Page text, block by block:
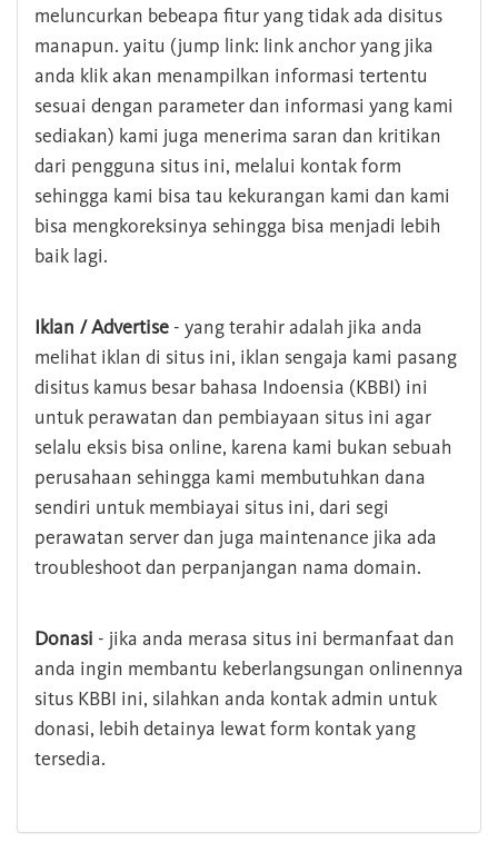
meluncurkan bebeapa fitur yang tidak ada disitus
manapun. yaitu (jump link: link anchor yang jika
anda klik akan menampilkan informasi tertentu
sesuai dengan parameter dan informasi yang kami
sediakan) kami juga menerima saran dan kritikan
dari pengguna situs ini, melalui kontak form
sehingga kami bisa tau kekurangan kami dan kami
bisa mengkoreksinya sehingga bisa menjadi lebih
baik lagi.
Iklan / Advertise - yang terahir adalah jika anda
melihat iklan di situs ini, iklan sengaja kami pasang
disitus kamus besar bahasa Indoensia (KBBI) ini
untuk perawatan dan pembiayaan situs ini agar
selalu eksis bisa online, karena kami bukan sebuah
perusahaan sehingga kami membutuhkan dana
sendiri untuk membiayai situs ini, dari segi
perawatan server dan juga maintenance jika ada
troubleshoot dan perpanjangan nama domain.
Donasi - jika anda merasa situs ini bermanfaat dan
anda ingin membantu keberlangsungan onlinennya
situs KBBI ini, silahkan anda kontak admin untuk
donasi, lebih detainya lewat form kontak yang
tersedia.